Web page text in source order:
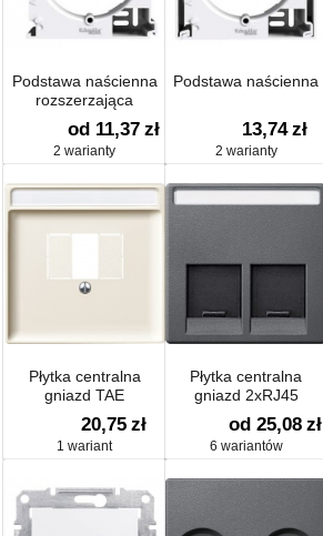
Podstawa naścienna
rozszerzająca
od 11,37 zł
2 warianty
Podstawa naścienna
13,74 zł
2 warianty
Płytka centralna
gniazd TAE
20,75 zł
1 wariant
Płytka centralna
gniazd 2xRJ45
od 25,08 zł
6 wariantów